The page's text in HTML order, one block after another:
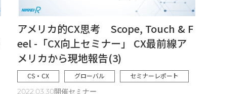
アメリカ的CX思考 Scope, Touch & F
eel -「CX向上セミナー」 CX最前線ア
メリカから現地報告(3)
CS・CX グローバル セミナーレポート
2022.03.30開催セミナー